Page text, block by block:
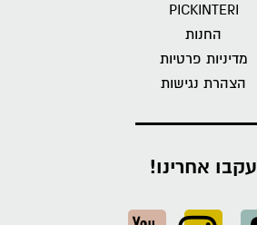
PICKINTERI
החנות
מדיניות פרטיות
הצהרת נגישות
עקבו אחרינו!